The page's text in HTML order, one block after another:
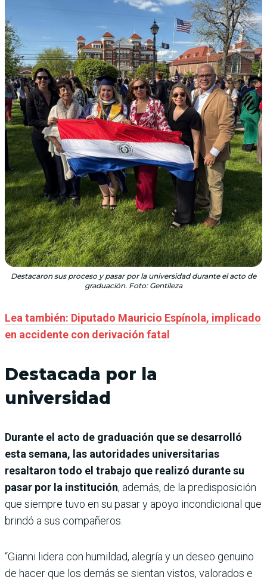
Destacaron sus proceso y pasar por la universidad durante el acto de
graduación. Foto: Gentileza
Lea también: Diputado Mauricio Espínola, implicado
en accidente con derivación fatal
Destacada por la
universidad
Durante el acto de graduación que se desarrolló
esta semana, las autoridades universitarias
resaltaron todo el trabajo que realizó durante su
pasar por la institución, además, de la predisposición
que siempre tuvo en su pasar y apoyo incondicional que
brindó a sus compañeros.
“Gianni lidera con humildad, alegría y un deseo genuino
de hacer que los demás se sientan vistos, valorados e